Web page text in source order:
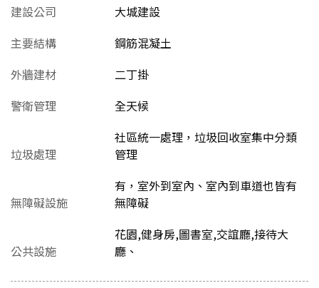
建設公司
大城建設
主要結構
鋼筋混凝土
外牆建材
二丁掛
警衛管理
全天候
垃圾處理
社區統一處理，垃圾回收室集中分類
管理
無障礙設施
有，室外到室內、室內到車道也皆有
無障礙
公共設施
花園,健身房,圖書室,交誼廳,接待大
廳、